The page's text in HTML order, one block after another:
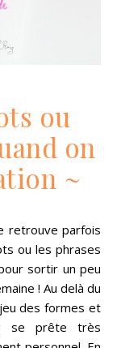
ou
on
~
ou les phrases
sortir un peu
! Au delà du
des formes et
se prête très